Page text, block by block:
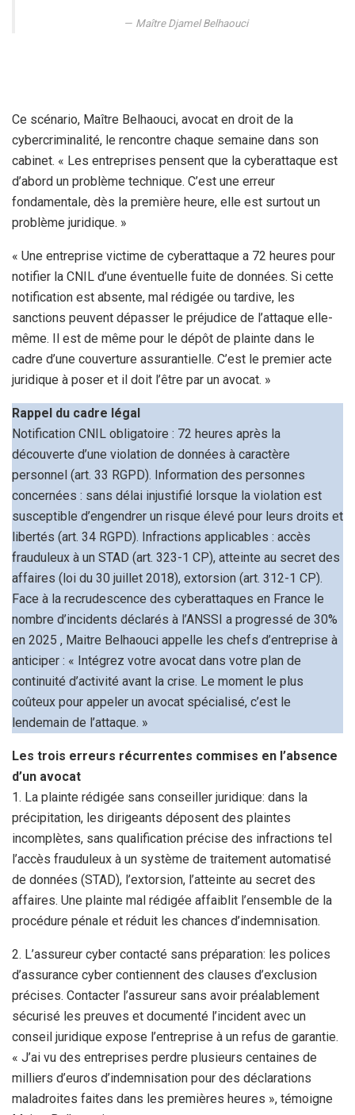
Maître Djamel Belhaouci
Ce scénario, Maître Belhaouci, avocat en droit de la
cybercriminalité, le rencontre chaque semaine dans son
cabinet. « Les entreprises pensent que la cyberattaque est
d’abord un problème technique. C’est une erreur
fondamentale, dès la première heure, elle est surtout un
problème juridique. »
« Une entreprise victime de cyberattaque a 72 heures pour
notifier la CNIL d’une éventuelle fuite de données. Si cette
notification est absente, mal rédigée ou tardive, les
sanctions peuvent dépasser le préjudice de l’attaque elle-
même. Il est de même pour le dépôt de plainte dans le
cadre d’une couverture assurantielle. C’est le premier acte
juridique à poser et il doit l’être par un avocat. »
Rappel du cadre légal
Notification CNIL obligatoire : 72 heures après la
découverte d’une violation de données à caractère
personnel (art. 33 RGPD). Information des personnes
concernées : sans délai injustifié lorsque la violation est
susceptible d’engendrer un risque élevé pour leurs droits et
libertés (art. 34 RGPD). Infractions applicables : accès
frauduleux à un STAD (art. 323-1 CP), atteinte au secret des
affaires (loi du 30 juillet 2018), extorsion (art. 312-1 CP).
Face à la recrudescence des cyberattaques en France le
nombre d’incidents déclarés à l’ANSSI a progressé de 30%
en 2025 , Maitre Belhaouci appelle les chefs d’entreprise à
anticiper : « Intégrez votre avocat dans votre plan de
continuité d’activité avant la crise. Le moment le plus
coûteux pour appeler un avocat spécialisé, c’est le
lendemain de l’attaque. »
Les trois erreurs récurrentes commises en l’absence
d’un avocat
1. La plainte rédigée sans conseiller juridique: dans la
précipitation, les dirigeants déposent des plaintes
incomplètes, sans qualification précise des infractions tel
l’accès frauduleux à un système de traitement automatisé
de données (STAD), l’extorsion, l’atteinte au secret des
affaires. Une plainte mal rédigée affaiblit l’ensemble de la
procédure pénale et réduit les chances d’indemnisation.
2. L’assureur cyber contacté sans préparation: les polices
d’assurance cyber contiennent des clauses d’exclusion
précises. Contacter l’assureur sans avoir préalablement
sécurisé les preuves et documenté l’incident avec un
conseil juridique expose l’entreprise à un refus de garantie.
« J’ai vu des entreprises perdre plusieurs centaines de
milliers d’euros d’indemnisation pour des déclarations
maladroites faites dans les premières heures », témoigne